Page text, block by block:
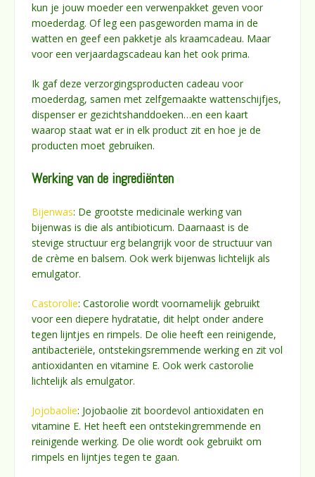
kun je jouw moeder een verwenpakket geven voor
moederdag. Of leg een pasgeworden mama in de
watten en geef een pakketje als kraamcadeau. Maar
voor een verjaardagscadeau kan het ook prima.
Ik gaf deze verzorgingsproducten cadeau voor
moederdag, samen met zelfgemaakte wattenschijfjes,
dispenser er gezichtshanddoeken…en een kaart
waarop staat wat er in elk product zit en hoe je de
producten moet gebruiken.
Werking van de ingrediënten
Bijenwas: De grootste medicinale werking van
bijenwas is die als antibioticum. Daarnaast is de
stevige structuur erg belangrijk voor de structuur van
de crème en balsem. Ook werk bijenwas lichtelijk als
emulgator.
Castorolie: Castorolie wordt voornamelijk gebruikt
voor een diepere hydratatie, dit helpt onder andere
tegen lijntjes en rimpels. De olie heeft een reinigende,
antibacteriële, ontstekingsremmende werking en zit vol
antioxidanten en vitamine E. Ook werk castorolie
lichtelijk als emulgator.
Jojobaolie: Jojobaolie zit boordevol antioxidaten en
vitamine E. Het heeft een ontstekingremmende en
reinigende werking. De olie wordt ook gebruikt om
rimpels en lijntjes tegen te gaan.